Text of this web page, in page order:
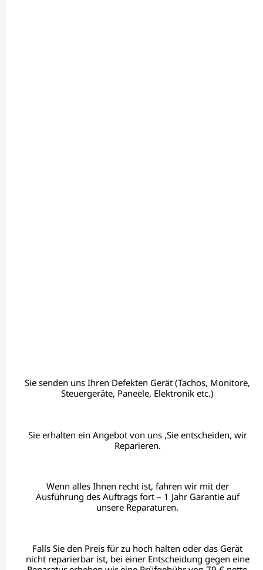
Sie senden uns Ihren Defekten Gerät (Tachos, Monitore,
Steuergeräte, Paneele, Elektronik etc.)
Sie erhalten ein Angebot von uns ,Sie entscheiden, wir
Reparieren.
Wenn alles Ihnen recht ist, fahren wir mit der
Ausführung des Auftrags fort – 1 Jahr Garantie auf
unsere Reparaturen.
Falls Sie den Preis für zu hoch halten oder das Gerät
nicht reparierbar ist, bei einer Entscheidung gegen eine